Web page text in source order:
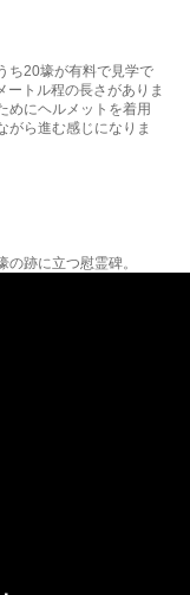
ち20壕が有料で見学で
ートル程の長さがありま
めにヘルメットを着用
がら進む感じになりま
跡に立つ慰霊碑。